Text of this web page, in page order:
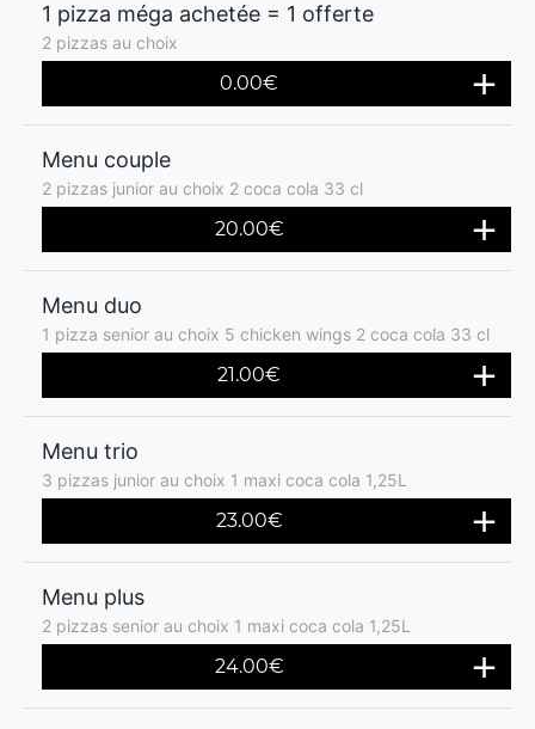
1 pizza méga achetée = 1 offerte
2 pizzas au choix
0.00€
Menu couple
2 pizzas junior au choix 2 coca cola 33 cl
20.00€
Menu duo
1 pizza senior au choix 5 chicken wings 2 coca cola 33 cl
21.00€
Menu trio
3 pizzas junior au choix 1 maxi coca cola 1,25L
23.00€
Menu plus
2 pizzas senior au choix 1 maxi coca cola 1,25L
24.00€